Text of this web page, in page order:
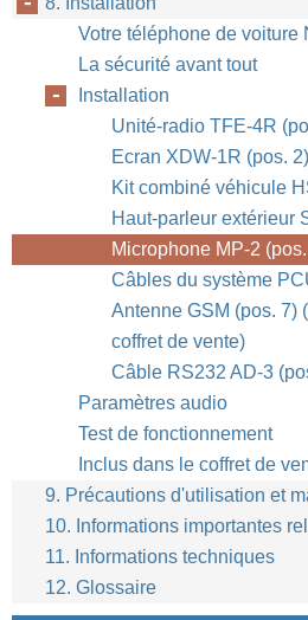
Votre téléphone de voiture
La sécurité avant tout
Installation
Unité-radio TFE-4R
Ecran XDW-1R (pos. 2)
Kit combiné véhicule
Haut-parleur extérieur
Microphone MP-2
Câbles du système
Antenne GSM (pos. 7)
coffret de vente)
Câble RS232 AD-3
Paramètres audio
Test de fonctionnement
Inclus dans le coffret de
9. Précautions d'utilisation et
10. Informations importantes
11. Informations techniques
12. Glossaire